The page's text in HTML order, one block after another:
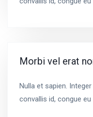
Morbi vel erat
Nulla et sapien.
convallis id, congue eu